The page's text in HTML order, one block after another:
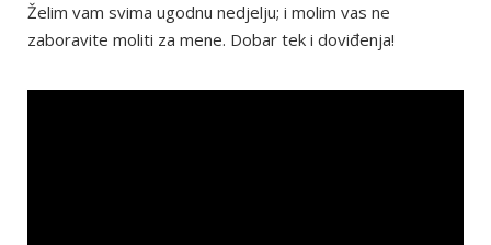
Želim vam svima ugodnu nedjelju; i molim vas ne
zaboravite moliti za mene. Dobar tek i doviđenja!